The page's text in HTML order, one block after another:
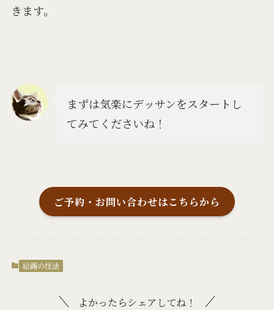
きます。
まずは気楽にデッサンをスタートし
てみてくださいね！
ご予約・お問い合わせはこちらから
絵画の技法
よかったらシェアしてね！